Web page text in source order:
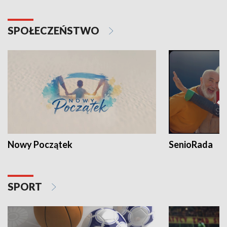
SPOŁECZEŃSTWO
Nowy Początek SenioRada
SPORT